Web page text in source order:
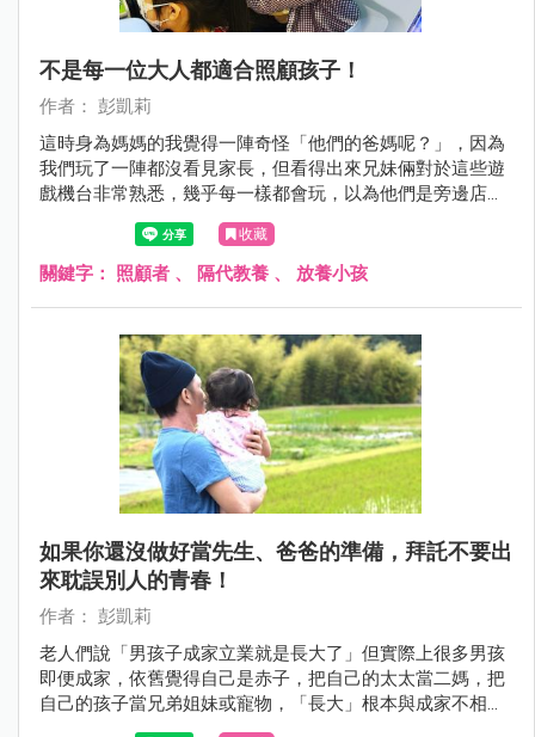
不是每一位大人都適合照顧孩子！
作者： 彭凱莉
這時身為媽媽的我覺得一陣奇怪「他們的爸媽呢？」，因為
我們玩了一陣都沒看見家長，但看得出來兄妹倆對於這些遊
戲機台非常熟悉，幾乎每一樣都會玩，以為他們是旁邊店家
的小孩，於是就跟弟弟說，如果你們想玩可以去請爸爸媽媽
來幫你投錢喔！沒想到這位小弟弟回我「阿姨妳可以給我錢
玩嗎？」我被這句話震驚了一下！但沒搞清楚狀況我還是拒
收藏
關鍵字： 照顧者 、 隔代教養 、 放養小孩
如果你還沒做好當先生、爸爸的準備，拜託不要出
來耽誤別人的青春！
作者： 彭凱莉
老人們說「男孩子成家立業就是長大了」但實際上很多男孩
即便成家，依舊覺得自己是赤子，把自己的太太當二媽，把
自己的孩子當兄弟姐妹或寵物，「長大」根本與成家不相